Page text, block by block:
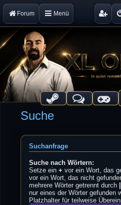
Forum Menü
Suche
Suchanfrage
Suche nach Wörtern:
Setze ein+ vor ein Wort, das
vor ein Wort, das nicht
mehrere Wörter getrennt durch
nur eines der Wörter gefunden
Platzhalter für teilweise